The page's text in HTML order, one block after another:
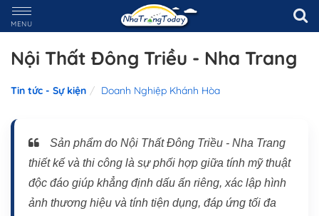
MENU
Nội Thất Đông Triều - Nha Trang
Tin tức - Sự kiện Doanh Nghiệp Khánh Hòa
Sản phẩm do Nội Thất Đông Triều - Nha Trang
thiết kế và thi công là sự phối hợp giữa tính mỹ thuật
độc đáo giúp khẳng định dấu ấn riêng, xác lập hình
ảnh thương hiệu và tính tiện dụng, đáp ứng tối đa